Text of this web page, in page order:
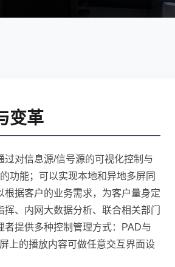
变革
对信息源/信号源的可视化控制与
功能；可以实现本地和异地多屏同
据客户的业务需求，为客户量身定
、内网大数据分析、联合相关部门
提供多种控制管理方式：PAD与
上的播放内容可做任意交互界面设